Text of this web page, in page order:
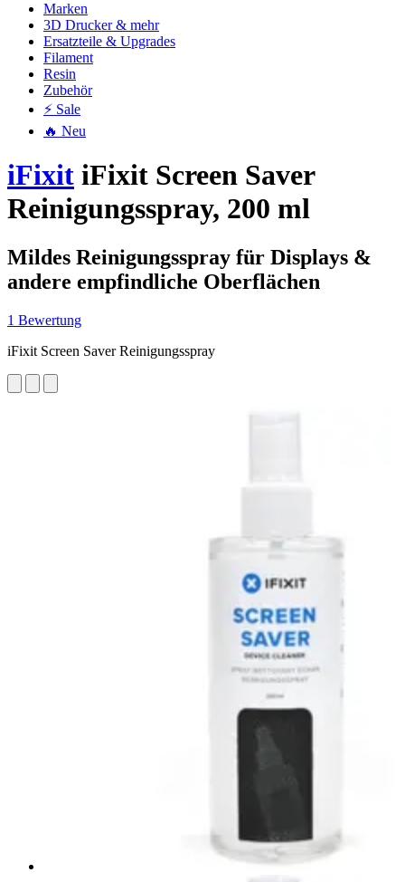
Marken
3D Drucker & mehr
Ersatzteile & Upgrades
Filament
Resin
Zubehör
⚡ Sale
🔥 Neu
iFixit iFixit Screen Saver
Reinigungsspray, 200 ml
Mildes Reinigungsspray für Displays &
andere empfindliche Oberflächen
1 Bewertung
iFixit Screen Saver Reinigungsspray